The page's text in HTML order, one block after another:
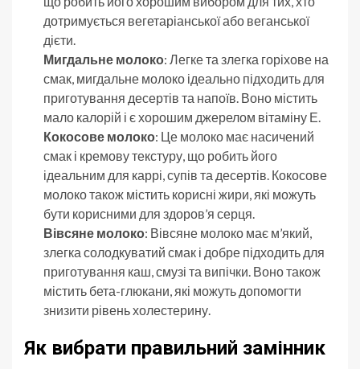
дотримується вегетаріанської або веганської
дієти.
Мигдальне молоко: Легке та злегка горіхове на
смак, мигдальне молоко ідеально підходить для
приготування десертів та напоїв. Воно містить
мало калорій і є хорошим джерелом вітаміну Е.
Кокосове молоко: Це молоко має насичений
смак і кремову текстуру, що робить його
ідеальним для каррі, супів та десертів. Кокосове
молоко також містить корисні жири, які можуть
бути корисними для здоров’я серця.
Вівсяне молоко: Вівсяне молоко має м’який,
злегка солодкуватий смак і добре підходить для
приготування каш, смузі та випічки. Воно також
містить бета-глюкани, які можуть допомогти
знизити рівень холестерину.
Як вибрати правильний замінник